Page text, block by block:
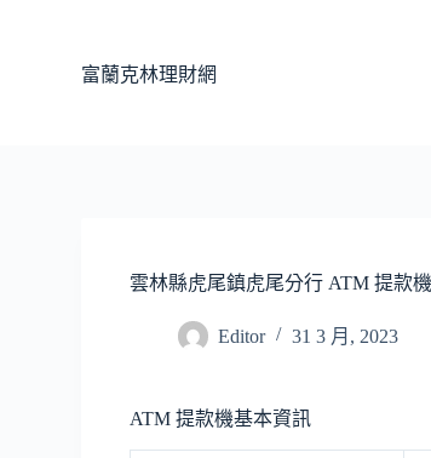
富蘭克林理財網
雲林縣虎尾鎮虎尾分行 ATM 提款機
Editor 31 3 月, 2023
ATM 提款機基本資訊